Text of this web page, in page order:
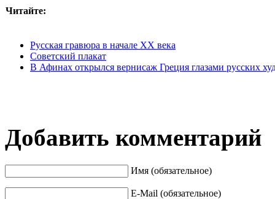
Читайте:
Русская гравюра в начале XX века
Советский плакат
В Афинах открылся вернисаж Греция глазами русских
Добавить комментарий
Имя (обязательное)
E-Mail (обязательное)